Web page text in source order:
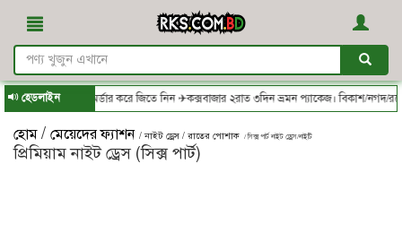
হেডলাইন
- থেকে অর্ডার করে জিতে নিন ✈কক্সবাজার ২রাত ৩দিন ভ্রমন প্যাকেজ। বিকাশ/নগদ/
হোম / মেয়েদের ফ্যাশন / নাইট ড্রেস / রাতের পোশাক / সিক্স পার্ট নাইট ড্রেস/নাইটি
প্রিমিয়াম নাইট ড্রেস (সিক্স পার্ট)